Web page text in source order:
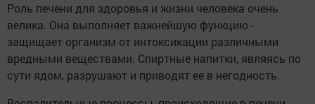
Роль печени для здоровья и жизни человека очень
велика. Она выполняет важнейшую функцию -
защищает организм от интоксикации различными
вредными веществами. Спиртные напитки, являясь по
сути ядом, разрушают и приводят ее в негодность.